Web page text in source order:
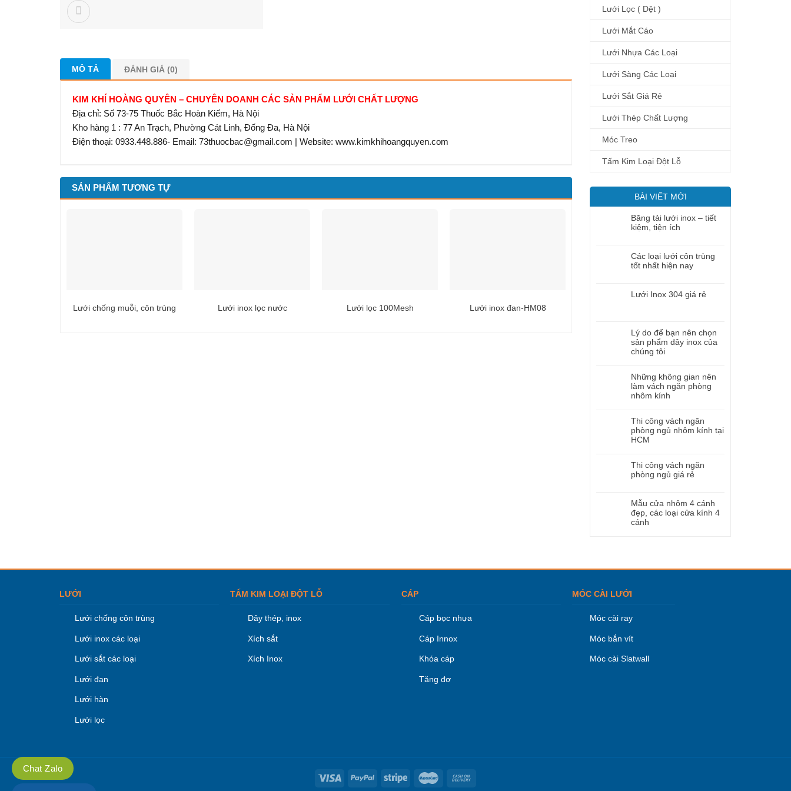
Lưới Lọc ( Dệt )
Lưới Mắt Cáo
Lưới Nhựa Các Loại
Lưới Sàng Các Loại
Lưới Sắt Giá Rẻ
Lưới Thép Chất Lượng
Móc Treo
Tấm Kim Loại Đột Lỗ
BÀI VIẾT MỚI
Băng tải lưới inox – tiết
kiệm, tiện ích
Các loại lưới côn trùng
tốt nhất hiện nay
Lưới Inox 304 giá rẻ
Lý do để bạn nên chọn
sản phẩm dây inox của
chúng tôi
Những không gian nên
làm vách ngăn phòng
nhôm kính
Thi công vách ngăn
phòng ngủ nhôm kính tại
HCM
Thi công vách ngăn
phòng ngủ giá rẻ
Mẫu cửa nhôm 4 cánh
đẹp, các loại cửa kính 4
cánh
MÔ TẢ ĐÁNH GIÁ (0)
KIM KHÍ HOÀNG QUYÊN – CHUYÊN DOANH CÁC SẢN PHẨM LƯỚI CHẤT LƯỢNG
Địa chỉ: Số 73-75 Thuốc Bắc Hoàn Kiếm, Hà Nội
Kho hàng 1 : 77 An Trạch, Phường Cát Linh, Đống Đa, Hà Nội
Điện thoại: 0933.448.886- Email: 73thuocbac@gmail.com | Website: www.kimkhihoangquyen.com
SẢN PHẨM TƯƠNG TỰ
Lưới chống muỗi, côn trùng Lưới inox lọc nước Lưới lọc 100Mesh Lưới inox đan-HM08
LƯỚI
Lưới chống côn trùng
Lưới inox các loại
Lưới sắt các loại
Lưới đan
Lưới hàn
Lưới lọc
TẤM KIM LOẠI ĐỘT LỖ
Dây thép, inox
Xích sắt
Xích Inox
CÁP
Cáp bọc nhựa
Cáp Innox
Khóa cáp
Tăng đơ
MÓC CÀI LƯỚI
Móc cài ray
Móc bắn vít
Móc cài Slatwall
Chat Zalo